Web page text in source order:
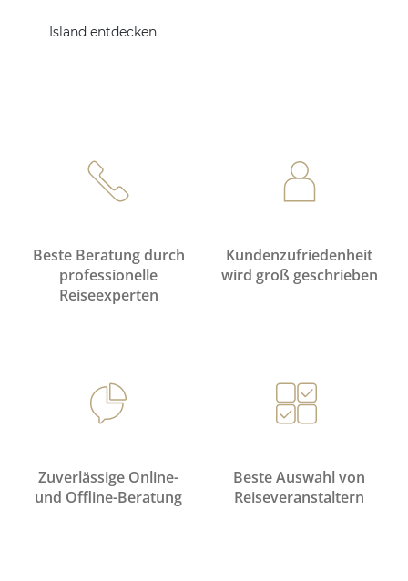
Island entdecken
Beste Beratung durch
professionelle
Reiseexperten
Kundenzufriedenheit
wird groß geschrieben
Zuverlässige Online-
und Offline-Beratung
Beste Auswahl von
Reiseveranstaltern